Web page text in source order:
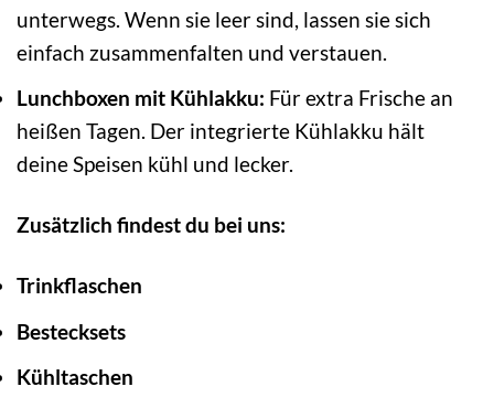
unterwegs. Wenn sie leer sind, lassen sie sich
einfach zusammenfalten und verstauen.
Lunchboxen mit Kühlakku: Für extra Frische an
heißen Tagen. Der integrierte Kühlakku hält
deine Speisen kühl und lecker.
Zusätzlich findest du bei uns:
Trinkflaschen
Bestecksets
Kühltaschen